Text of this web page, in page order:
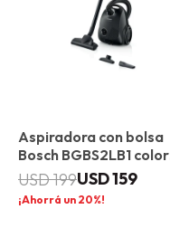
Aspiradora con bolsa
Bosch BGBS2LB1 color
negro
USD159
USD199
20